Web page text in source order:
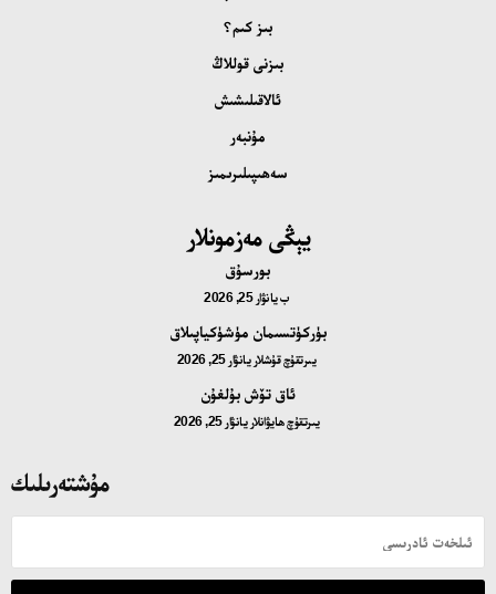
بىز كىم؟
بىزنى قوللاڭ
ئالاقىلىشىش
مۇنبەر
سەھىپىلىرىمىز
يېڭى مەزمونلار
بورسۇق
بيانۋار 25, 2026
بۈركۈتسىمان مۈشۈكياپىلاق
يىرتقۇچ قۇشلار يانۋار 25, 2026
ئاق تۆش بۇلغۇن
يىرتقۇچ ھايۋانلار يانۋار 25, 2026
مۇشتەرىلىك